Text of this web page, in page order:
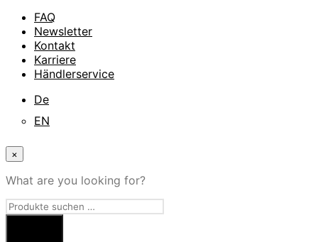
FAQ
Newsletter
Kontakt
Karriere
Händlerservice
De
EN
×
What are you looking for?